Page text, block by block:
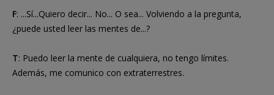
F: ...Sí...Quiero decir... No... O sea... Volviendo a la pregunta,
¿puede usted leer las mentes de...?
T: Puedo leer la mente de cualquiera, no tengo límites.
Además, me comunico con extraterrestres.